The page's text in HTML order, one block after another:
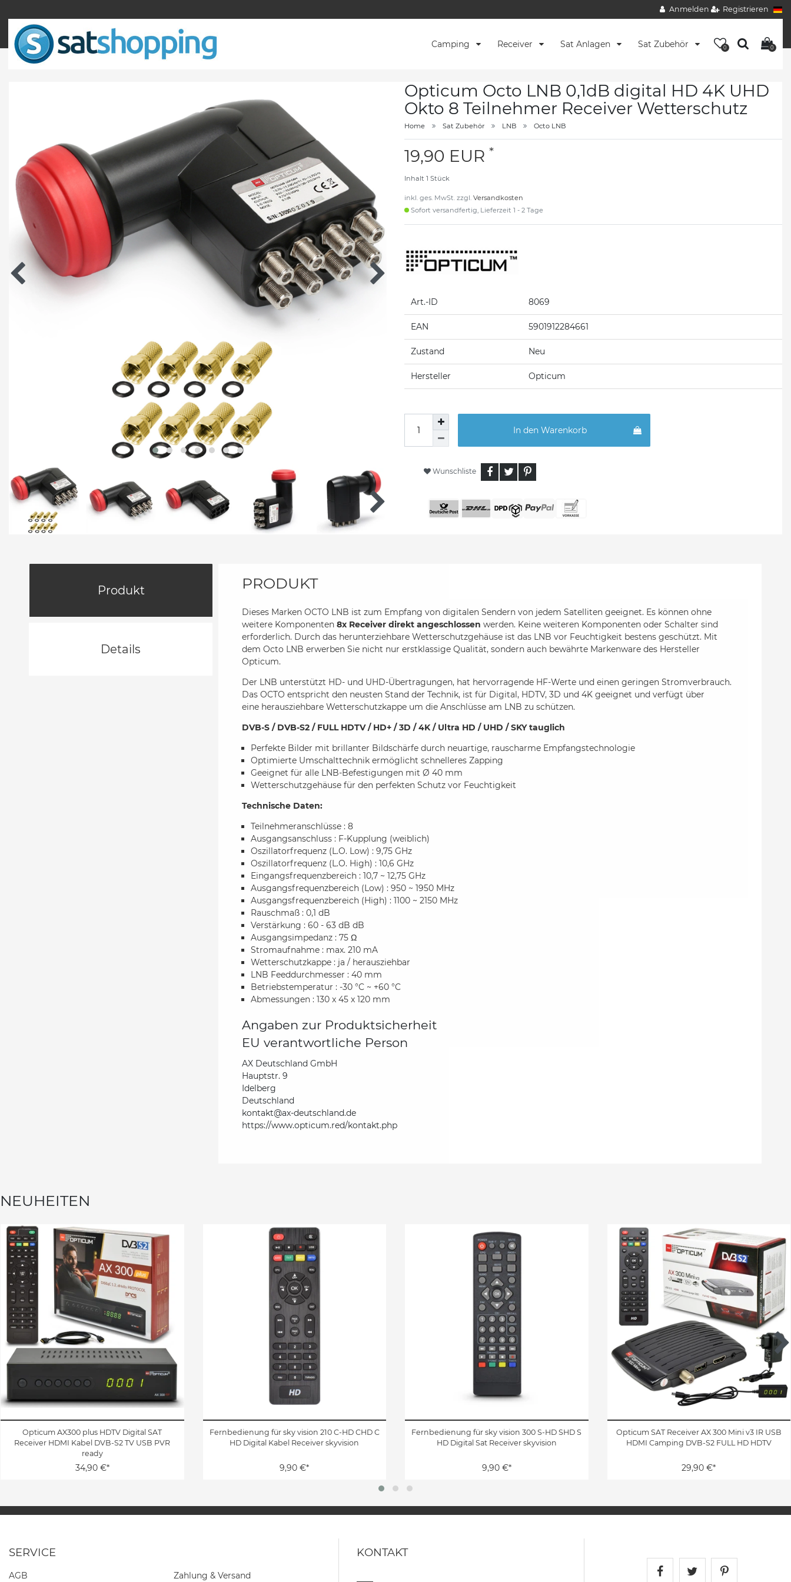
Anmelden Registrieren
Camping Receiver Sat Anlagen Sat Zubehör 0 0
Opticum Octo LNB 0,1dB digital HD 4K UHD
Okto 8 Teilnehmer Receiver Wetterschutz
Home Sat Zubehör LNB Octo LNB
19,90 EUR *
Inhalt 1 Stück
inkl. ges. MwSt. zzgl. Versandkosten
Sofort versandfertig, Lieferzeit 1 - 2 Tage
Art.-ID 8069
EAN 5901912284661
Zustand Neu
Hersteller Opticum
In den Warenkorb
Wunschliste
Produkt
Details
PRODUKT
Dieses Marken OCTO LNB ist zum Empfang von digitalen Sendern von jedem Satelliten geeignet. Es können ohne
weitere Komponenten 8x Receiver direkt angeschlossen werden. Keine weiteren Komponenten oder Schalter sind
erforderlich. Durch das herunterziehbare Wetterschutzgehäuse ist das LNB vor Feuchtigkeit bestens geschützt. Mit
dem Octo LNB erwerben Sie nicht nur erstklassige Qualität, sondern auch bewährte Markenware des Hersteller
Opticum.
Der LNB unterstützt HD- und UHD-Übertragungen, hat hervorragende HF-Werte und einen geringen Stromverbrauch.
Das OCTO entspricht den neusten Stand der Technik, ist für Digital, HDTV, 3D und 4K geeignet und verfügt über
eine herausziehbare Wetterschutzkappe um die Anschlüsse am LNB zu schützen.
DVB-S / DVB-S2 / FULL HDTV / HD+ / 3D / 4K / Ultra HD / UHD / SKY tauglich
Perfekte Bilder mit brillanter Bildschärfe durch neuartige, rauscharme Empfangstechnologie
Optimierte Umschalttechnik ermöglicht schnelleres Zapping
Geeignet für alle LNB-Befestigungen mit Ø 40 mm
Wetterschutzgehäuse für den perfekten Schutz vor Feuchtigkeit
Technische Daten:
Teilnehmeranschlüsse : 8
Ausgangsanschluss : F-Kupplung (weiblich)
Oszillatorfrequenz (L.O. Low) : 9,75 GHz
Oszillatorfrequenz (L.O. High) : 10,6 GHz
Eingangsfrequenzbereich : 10,7 ~ 12,75 GHz
Ausgangsfrequenzbereich (Low) : 950 ~ 1950 MHz
Ausgangsfrequenzbereich (High) : 1100 ~ 2150 MHz
Rauschmaß : 0,1 dB
Verstärkung : 60 - 63 dB dB
Ausgangsimpedanz : 75 Ω
Stromaufnahme : max. 210 mA
Wetterschutzkappe : ja / herausziehbar
LNB Feeddurchmesser : 40 mm
Betriebstemperatur : -30 °C ~ +60 °C
Abmessungen : 130 x 45 x 120 mm
Angaben zur Produktsicherheit
EU verantwortliche Person
AX Deutschland GmbH
Hauptstr. 9
Idelberg
Deutschland
kontakt@ax-deutschland.de
https://www.opticum.red/kontakt.php
NEUHEITEN
Opticum AX300 plus HDTV Digital SAT
Receiver HDMI Kabel DVB-S2 TV USB PVR
ready
34,90 €*
Fernbedienung für sky vision 210 C-HD CHD C
HD Digital Kabel Receiver skyvision
9,90 €*
Fernbedienung für sky vision 300 S-HD SHD S
HD Digital Sat Receiver skyvision
9,90 €*
Opticum SAT Receiver AX 300 Mini v3 IR USB
HDMI Camping DVB-S2 FULL HD HDTV
29,90 €*
SERVICE
AGB Zahlung & Versand
KONTAKT